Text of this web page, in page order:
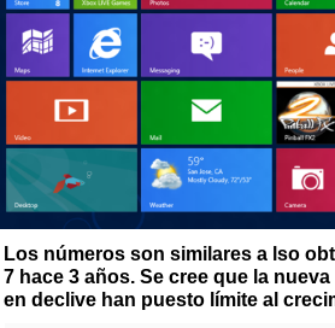
Los números son similares a lso
7 hace 3 años. Se cree que la
en declive han puesto límite al